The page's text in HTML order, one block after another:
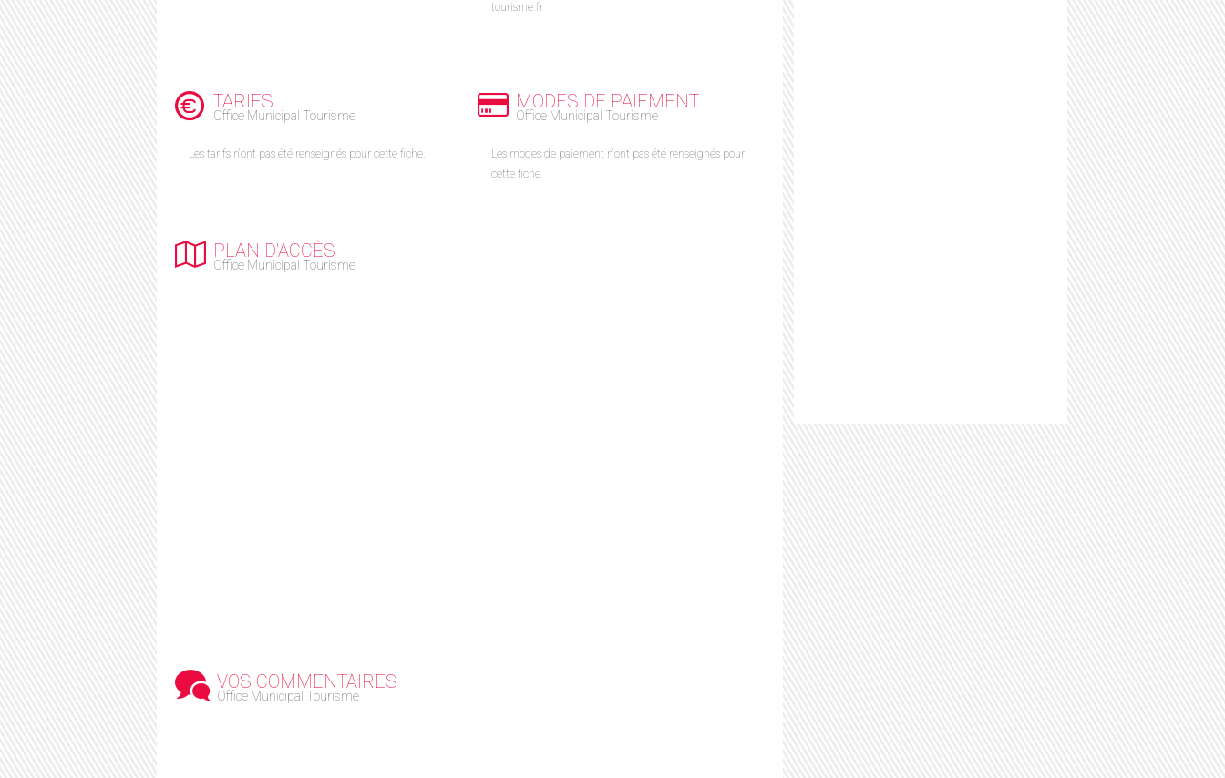
tourisme.fr
TARIFS
Office Municipal Tourisme
Les tarifs n'ont pas été renseignés pour cette fiche.
MODES DE PAIEMENT
Office Municipal Tourisme
Les modes de paiement n'ont pas été renseignés pour
cette fiche.
PLAN D'ACCÈS
Office Municipal Tourisme
VOS COMMENTAIRES
Office Municipal Tourisme